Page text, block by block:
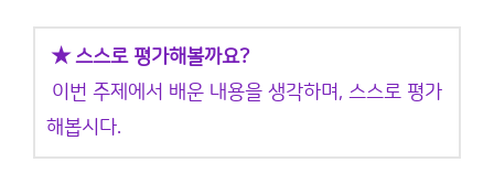
★ 스스로 평가해볼까요?
이번 주제에서 배운 내용을 생각하며, 스스로 평가
해봅시다.